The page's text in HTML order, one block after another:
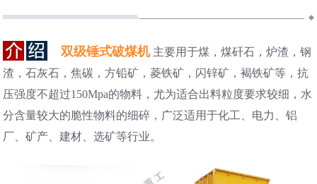
双级锤式破煤机 主要用于煤，煤矸石，炉渣，钢
渣，石灰石，焦碳，方铅矿，菱铁矿，闪锌矿，褐铁矿等，抗
压强度不超过150Mpa的物料，尤为适合出料粒度要求较细，水
分含量较大的脆性物料的细碎，广泛适用于化工、电力、铝
厂、矿产、建材、选矿等行业。